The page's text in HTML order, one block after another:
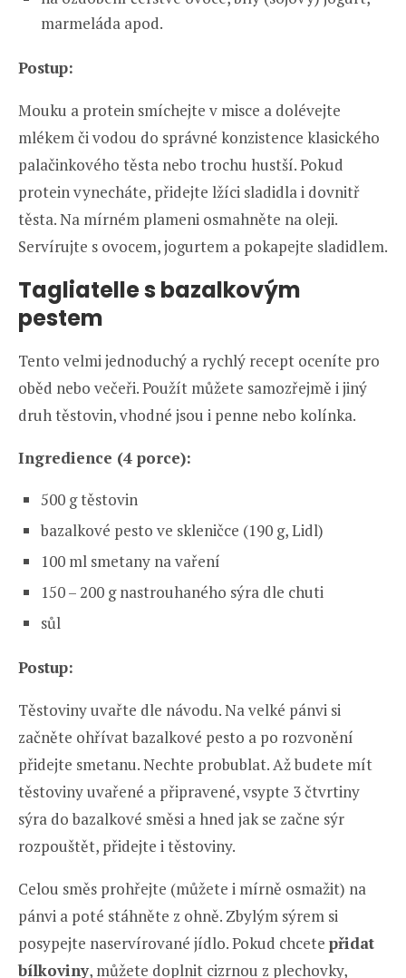
marmeláda apod.
Postup:
Mouku a protein smíchejte v misce a dolévejte
mlékem či vodou do správné konzistence klasického
palačinkového těsta nebo trochu hustší. Pokud
protein vynecháte, přidejte lžíci sladidla i dovnitř
těsta. Na mírném plameni osmahněte na oleji.
Servírujte s ovocem, jogurtem a pokapejte sladidlem.
Tagliatelle s bazalkovým
pestem
Tento velmi jednoduchý a rychlý recept oceníte pro
oběd nebo večeři. Použít můžete samozřejmě i jiný
druh těstovin, vhodné jsou i penne nebo kolínka.
Ingredience (4 porce):
500 g těstovin
bazalkové pesto ve skleničce (190 g, Lidl)
100 ml smetany na vaření
150 – 200 g nastrouhaného sýra dle chuti
sůl
Postup:
Těstoviny uvařte dle návodu. Na velké pánvi si
začněte ohřívat bazalkové pesto a po rozvonění
přidejte smetanu. Nechte probublat. Až budete mít
těstoviny uvařené a připravené, vsypte 3 čtvrtiny
sýra do bazalkové směsi a hned jak se začne sýr
rozpouštět, přidejte i těstoviny.
Celou směs prohřejte (můžete i mírně osmažit) na
pánvi a poté stáhněte z ohně. Zbylým sýrem si
posypejte naservírované jídlo. Pokud chcete přidat
bílkoviny, můžete doplnit cizrnou z plechovky,